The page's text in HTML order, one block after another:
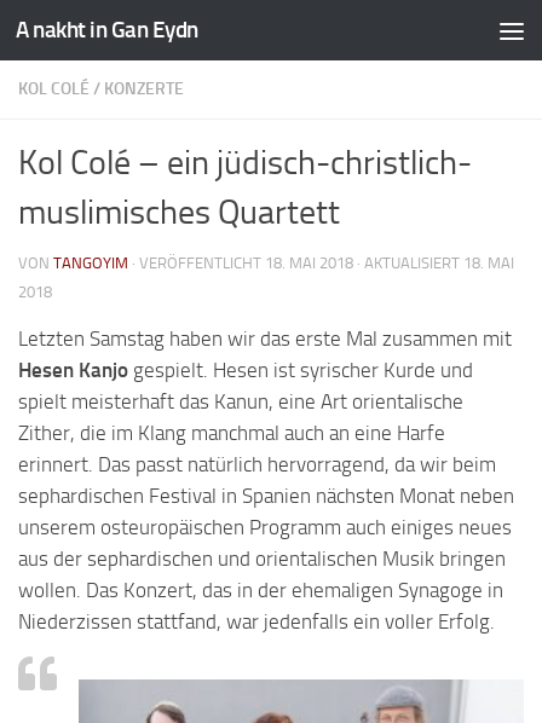
A nakht in Gan Eydn
KOL COLÉ / KONZERTE
Kol Colé – ein jüdisch-christlich-
muslimisches Quartett
VON TANGOYIM · VERÖFFENTLICHT 18. MAI 2018 · AKTUALISIERT 18. MAI
2018
Letzten Samstag haben wir das erste Mal zusammen mit
Hesen Kanjo gespielt. Hesen ist syrischer Kurde und
spielt meisterhaft das Kanun, eine Art orientalische
Zither, die im Klang manchmal auch an eine Harfe
erinnert. Das passt natürlich hervorragend, da wir beim
sephardischen Festival in Spanien nächsten Monat neben
unserem osteuropäischen Programm auch einiges neues
aus der sephardischen und orientalischen Musik bringen
wollen. Das Konzert, das in der ehemaligen Synagoge in
Niederzissen stattfand, war jedenfalls ein voller Erfolg.